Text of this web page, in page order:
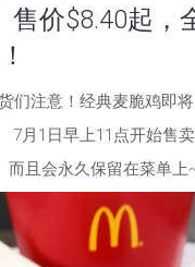
售价$8.40起，
们注意！经典麦脆鸡即
7月1日早上11点开始售卖
而且会永久保留在菜单上